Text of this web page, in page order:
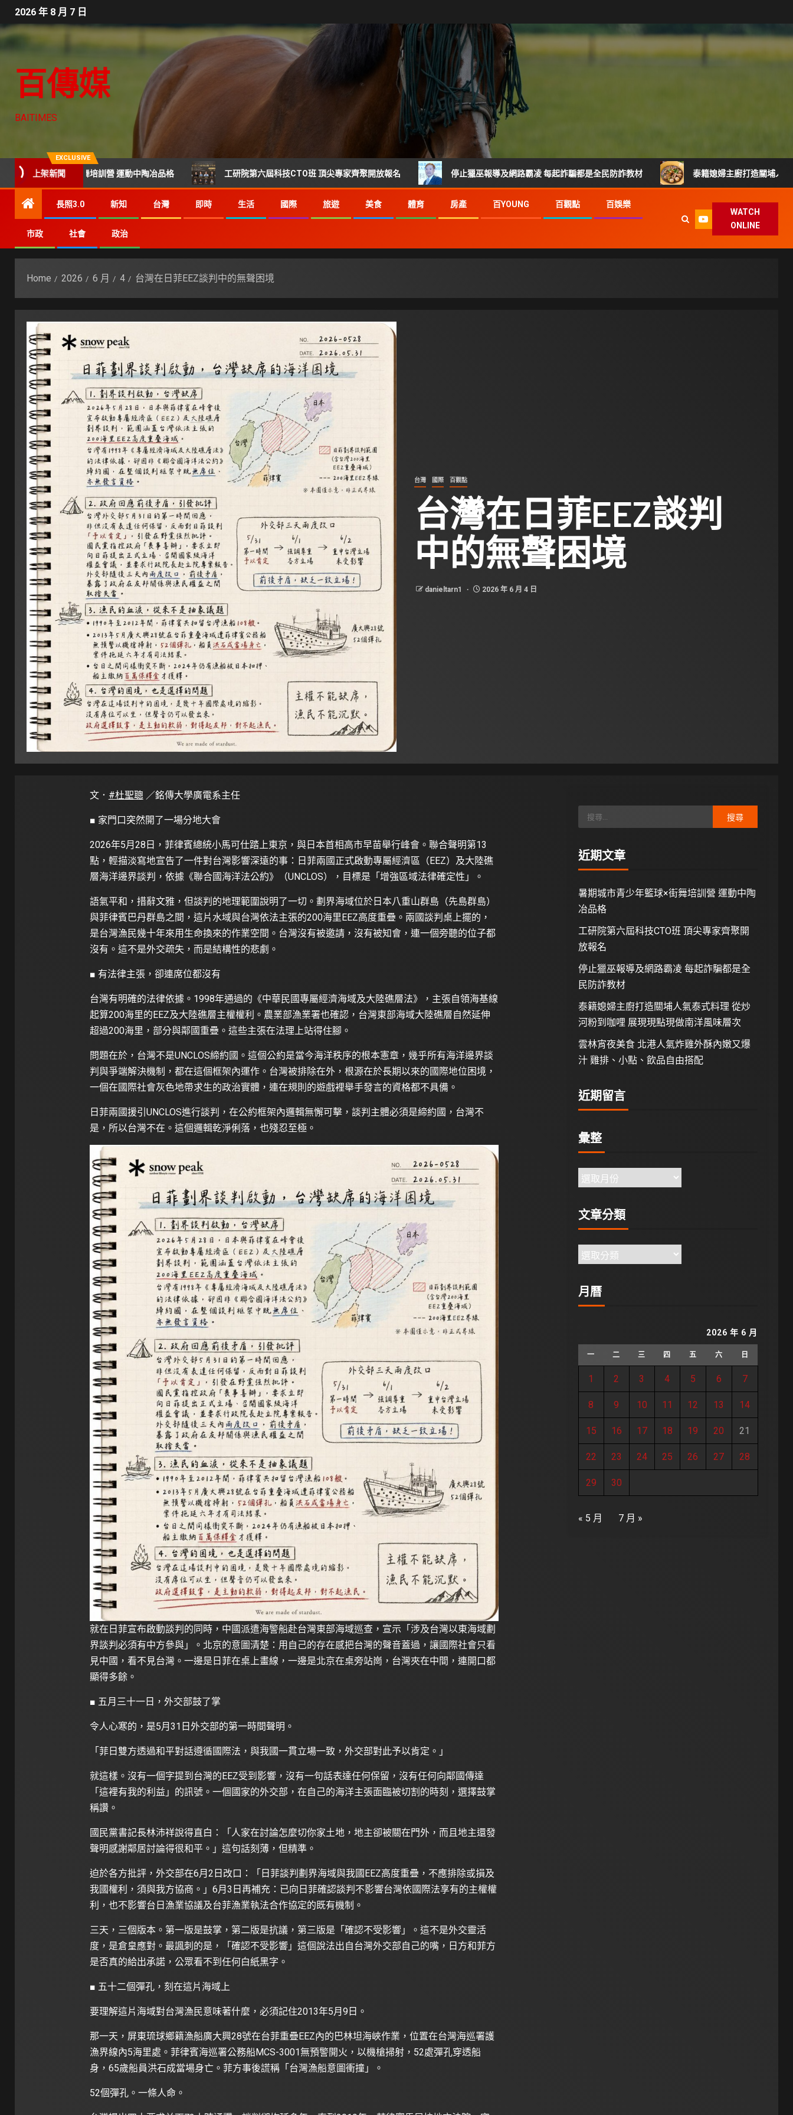
2026 年 8 月 7 日
百傳媒
BAITIMES
EXCLUSIVE
上架新聞
籃球×街舞培訓營 運動中陶冶品格 工研院第六屆科技CTO班 頂尖專家齊聚開放報名 停止獵巫報導及網路霸凌 每起詐騙都是全民防詐教材 泰籍媳婦主廚打造關埔人氣泰式料理
長照3.0 新知 台灣 即時 生活 國際 旅遊 美食 體育 房產 百YOUNG 百觀點 百娛樂
市政 社會 政治
WATCH
ONLINE
Home 2026 6 月 4 台灣在日菲EEZ談判中的無聲困境
台灣 國際 百觀點
台灣在日菲EEZ談判
中的無聲困境
danieltarn1 2026 年 6 月 4 日
文． #杜聖聰／銘傳大學廣電系主任
■ 家門口突然開了一場分地大會
2026年5月28日，菲律賓總統小馬可仕踏上東京，與日本首相高市早苗舉行峰會。聯合聲明第13
點，輕描淡寫地宣告了一件對台灣影響深遠的事：日菲兩國正式啟動專屬經濟區（EEZ）及大陸礁
層海洋邊界談判，依據《聯合國海洋法公約》（UNCLOS），目標是「增強區域法律確定性」。
語氣平和，措辭文雅，但談判的地理範圍說明了一切。劃界海域位於日本八重山群島（先島群島）
與菲律賓巴丹群島之間，這片水域與台灣依法主張的200海里EEZ高度重疊。兩國談判桌上擺的，
是台灣漁民幾十年來用生命換來的作業空間。台灣沒有被邀請，沒有被知會，連一個旁聽的位子都
沒有。這不是外交疏失，而是結構性的悲劇。
■ 有法律主張，卻連席位都沒有
台灣有明確的法律依據。1998年通過的《中華民國專屬經濟海域及大陸礁層法》，主張自領海基線
起算200海里的EEZ及大陸礁層主權權利。農業部漁業署也確認，台灣東部海域大陸礁層自然延伸
超過200海里，部分與鄰國重疊。這些主張在法理上站得住腳。
問題在於，台灣不是UNCLOS締約國。這個公約是當今海洋秩序的根本憲章，幾乎所有海洋邊界談
判與爭端解決機制，都在這個框架內運作。台灣被排除在外，根源在於長期以來的國際地位困境，
一個在國際社會灰色地帶求生的政治實體，連在規則的遊戲裡舉手發言的資格都不具備。
日菲兩國援引UNCLOS進行談判，在公約框架內邏輯無懈可擊，談判主體必須是締約國，台灣不
是，所以台灣不在。這個邏輯乾淨俐落，也殘忍至極。
就在日菲宣布啟動談判的同時，中國派遣海警船赴台灣東部海域巡查，宣示「涉及台灣以東海域劃
界談判必須有中方參與」。北京的意圖清楚：用自己的存在感把台灣的聲音蓋過，讓國際社會只看
見中國，看不見台灣。一邊是日菲在桌上畫線，一邊是北京在桌旁站崗，台灣夾在中間，連開口都
顯得多餘。
■ 五月三十一日，外交部鼓了掌
令人心寒的，是5月31日外交部的第一時間聲明。
「菲日雙方透過和平對話遵循國際法，與我國一貫立場一致，外交部對此予以肯定。」
就這樣。沒有一個字提到台灣的EEZ受到影響，沒有一句話表達任何保留，沒有任何向鄰國傳達
「這裡有我的利益」的訊號。一個國家的外交部，在自己的海洋主張面臨被切割的時刻，選擇鼓掌
稱讚。
國民黨書記長林沛祥說得直白：「人家在討論怎麼切你家土地，地主卻被關在門外，而且地主還發
聲明感謝鄰居討論得很和平。」這句話刻薄，但精準。
迫於各方批評，外交部在6月2日改口：「日菲談判劃界海域與我國EEZ高度重疊，不應排除或損及
我國權利，須與我方協商。」6月3日再補充：已向日菲確認談判不影響台灣依國際法享有的主權權
利，也不影響台日漁業協議及台菲漁業執法合作協定的既有機制。
三天，三個版本。第一版是鼓掌，第二版是抗議，第三版是「確認不受影響」。這不是外交靈活
度，是倉皇應對。最諷刺的是，「確認不受影響」這個說法出自台灣外交部自己的嘴，日方和菲方
是否真的給出承諾，公眾看不到任何白紙黑字。
■ 五十二個彈孔，刻在這片海域上
要理解這片海域對台灣漁民意味著什麼，必須記住2013年5月9日。
那一天，屏東琉球鄉籍漁船廣大興28號在台菲重疊EEZ內的巴林坦海峽作業，位置在台灣海巡署護
漁界線內5海里處。菲律賓海巡署公務船MCS-3001無預警開火，以機槍掃射，52處彈孔穿透船
身，65歲船員洪石成當場身亡。菲方事後謊稱「台灣漁船意圖衝撞」。
52個彈孔。一條人命。
近期文章
暑期城市青少年籃球×街舞培訓營 運動中陶
冶品格
工研院第六屆科技CTO班 頂尖專家齊聚開
放報名
停止獵巫報導及網路霸凌 每起詐騙都是全
民防詐教材
泰籍媳婦主廚打造關埔人氣泰式料理 從炒
河粉到咖哩 展現現點現做南洋風味層次
雲林宵夜美食 北港人氣炸雞外酥內嫩又爆
汁 雞排、小點、飲品自由搭配
近期留言
彙整
文章分類
月曆
2026 年 6 月
一 二 三 四 五 六 日
1 2 3 4 5 6 7
8 9 10 11 12 13 14
15 16 17 18 19 20 21
22 23 24 25 26 27 28
29 30
« 5 月 7 月 »